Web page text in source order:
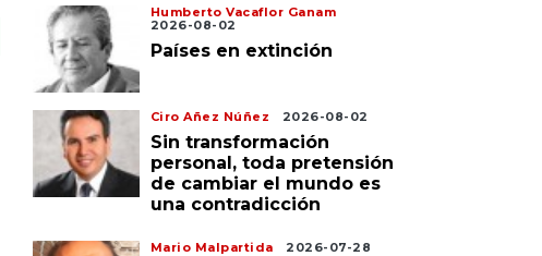
Humberto Vacaflor Ganam
2026-08-02
Países en extinción
Ciro Añez Núñez 2026-08-02
Sin transformación
personal, toda pretensión
de cambiar el mundo es
una contradicción
Mario Malpartida 2026-07-28